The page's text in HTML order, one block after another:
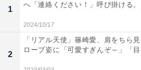
1
へ「連絡ください！」呼び掛ける
2024/10/17
2
「リアル天使」篠崎愛、肩をちら
ローブ姿に「可愛すぎんぞ～」「